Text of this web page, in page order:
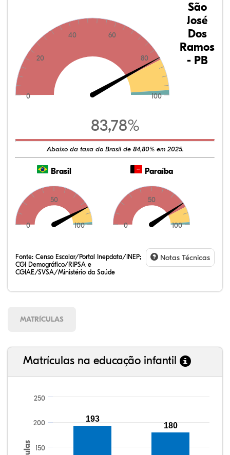
0
20
40 60
80
100
São
José
Dos
Ramos
- PB
83,78%
Abaixo da taxa do Brasil de 84,80% em 2025.
Brasil
0
50
100
Paraíba
0
50
100
Fonte: Censo Escolar/Portal Inepdata/INEP;
CGI Demográfico/RIPSA e
CGIAE/SVSA/Ministério da Saúde
Notas Técnicas
MATRÍCULAS
Matrículas na educação infantil
150
200
250
193
180
108,38%
109,71%
100,00%